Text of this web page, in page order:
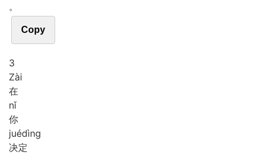
。
Copy
3
Zài
在
nǐ
你
juédìng
决定